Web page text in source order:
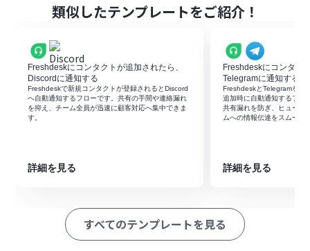
次に、トリガーでFreshdeskを選択し、「チケットが更新
されたら」というアクションを設定します
する」アクションを設定し、更新されたチケットの詳細情
報を取得します
最後に、オペレーションでGmailの「メールを送る」アク
ションを設定し、取得したチケット情報を基に任意の宛
先へ通知メールを送信します
※「トリガー」：フロー起動のきっかけとなるアクション、「オ
■このワークフローのカスタムポイント
Gmailのメール送信オペレーションでは、通知先のメール
アドレスを任意に設定できます。また、件名や本文には固
定のテキストだけでなく、前のステップでFreshdeskから
類似したテンプレートをご紹介！
Freshdeskにコンタクトが追加されたら、
Discordに通知する
Freshdeskで新規コンタクトが登録されるとDiscord
へ自動通知するフローです。共有の手間や連絡漏れ
を抑え、チーム全員が迅速に顧客対応へ集中できま
す。
詳細を見る
Freshdeskにコンタク
Telegramに通知する
FreshdeskとTelegramを
追加時に自動通知するフロ
共有漏れを防ぎ、ヒューマ
ムへの情報伝達をスムーズ
詳細を見る
すべてのテンプレートを見る